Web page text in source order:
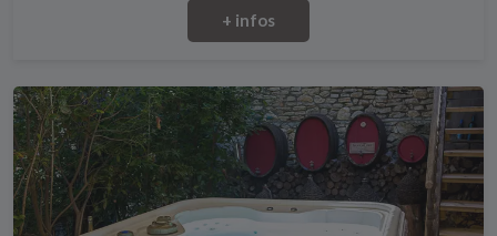
+ infos